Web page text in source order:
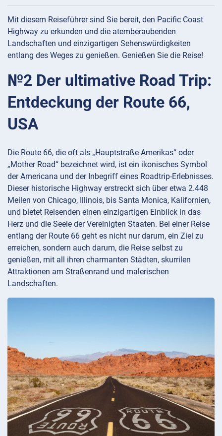
Mit diesem Reiseführer sind Sie bereit, den Pacific Coast
Highway zu erkunden und die atemberaubenden
Landschaften und einzigartigen Sehenswürdigkeiten
entlang des Weges zu genießen. Genießen Sie die Reise!
№2 Der ultimative Road Trip:
Entdeckung der Route 66,
USA
Die Route 66, die oft als „Hauptstraße Amerikas“ oder
„Mother Road“ bezeichnet wird, ist ein ikonisches Symbol
der Americana und der Inbegriff eines Roadtrip-Erlebnisses.
Dieser historische Highway erstreckt sich über etwa 2.448
Meilen von Chicago, Illinois, bis Santa Monica, Kalifornien,
und bietet Reisenden einen einzigartigen Einblick in das
Herz und die Seele der Vereinigten Staaten. Bei einer Reise
entlang der Route 66 geht es nicht nur darum, ein Ziel zu
erreichen, sondern auch darum, die Reise selbst zu
genießen, mit all ihren charmanten Städten, skurrilen
Attraktionen am Straßenrand und malerischen
Landschaften.